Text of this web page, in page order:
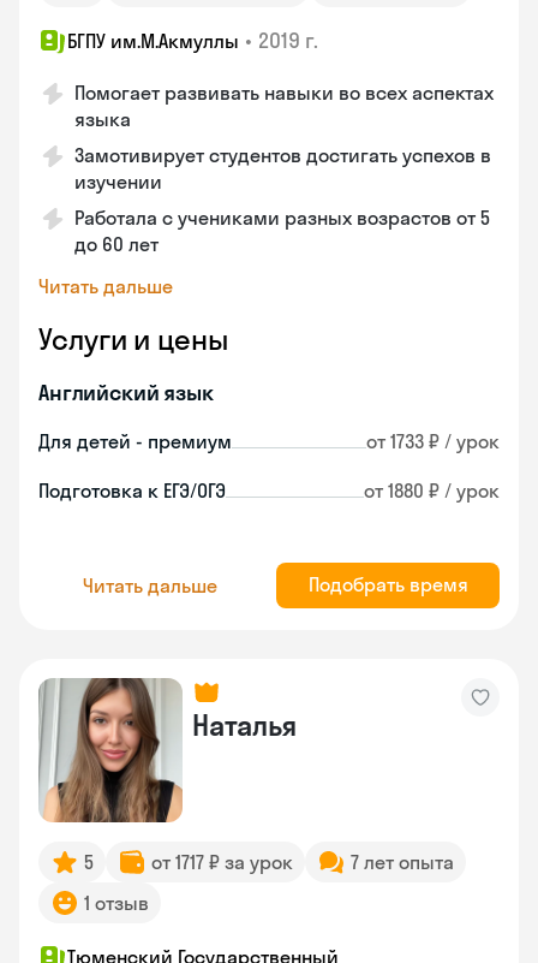
БГПУ им.М.Акмуллы • 2019 г.
Помогает развивать навыки во всех аспектах
языка
Замотивирует студентов достигать успехов в
изучении
Работала с учениками разных возрастов от 5
до 60 лет
Читать дальше
Услуги и цены
Английский язык
Для детей - премиум от 1733 ₽ / урок
Подготовка к ЕГЭ/ОГЭ от 1880 ₽ / урок
Читать дальше Подобрать время
Наталья
5 от 1717 ₽ за урок
7 лет опыта
1 отзыв
Тюменский Государственный